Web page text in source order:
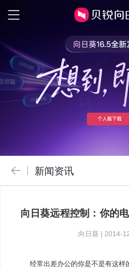
新闻资讯
向日葵远程控制：你的
向日葵 | 2014-
经常出差办公的你是不是有这样